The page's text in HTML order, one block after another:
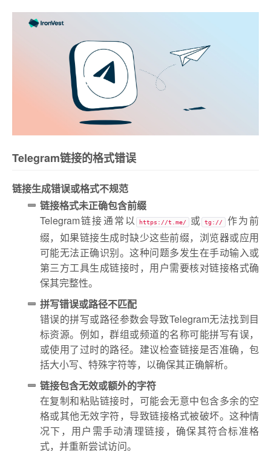
Telegram链接的格式错误
链接生成错误或格式不规范
链接格式未正确包含前缀
Telegram链接通常以 https://t.me/ 或 tg://
作为前
缀，如果链接生成时缺少这些前缀，浏览器或应用
可能无法正确识别。这种问题多发生在手动输入或
第三方工具生成链接时，用户需要核对链接格式确
保其完整性。
拼写错误或路径不匹配
错误的拼写或路径参数会导致Telegram无法找到目
标资源。例如，群组或频道的名称可能拼写有误，
或使用了过时的路径。建议检查链接是否准确，包
括大小写、特殊字符等，以确保其正确解析。
链接包含无效或额外的字符
在复制和粘贴链接时，可能会无意中包含多余的空
格或其他无效字符，导致链接格式被破坏。这种情
况下，用户需手动清理链接，确保其符合标准格
式，并重新尝试访问。